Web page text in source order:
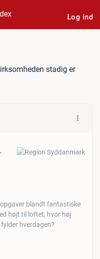
Log ind
stadig er
blandt fantastiske
højt til loftet, hvor høj
hverdagen?